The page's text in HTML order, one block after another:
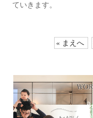
ていきます。
« まえへ